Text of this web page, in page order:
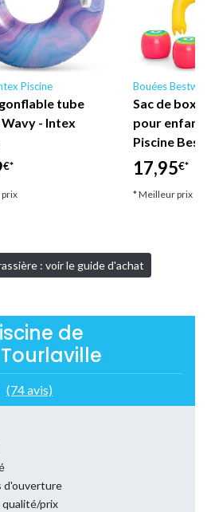
Piscine
tube
- Intex
€*
Bouées Bestway
Sac de boxe
pour
Piscine
17,95€*
* Meilleur prix
: voir le guide d'achat
de
(74 avis)
d'ouverture
qualité/prix